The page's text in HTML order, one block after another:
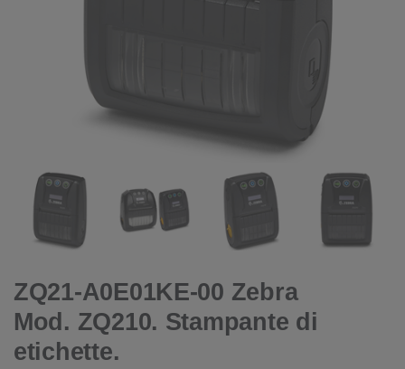
ZQ21-A0E01KE-00 Zebra
Mod. ZQ210. Stampante di
etichette.